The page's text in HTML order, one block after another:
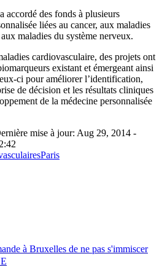
accordé des fonds à plusieurs
liées au cancer, aux maladies
maladies du système nerveux.
cardiovasculaire, des projets ont
existant et émergeant ainsi
ci pour améliorer l’identification,
de décision et les résultats cliniques
de la médecine personnalisée
mise à jour: Aug 29, 2014 -
Paris
à Bruxelles de ne pas s'immiscer